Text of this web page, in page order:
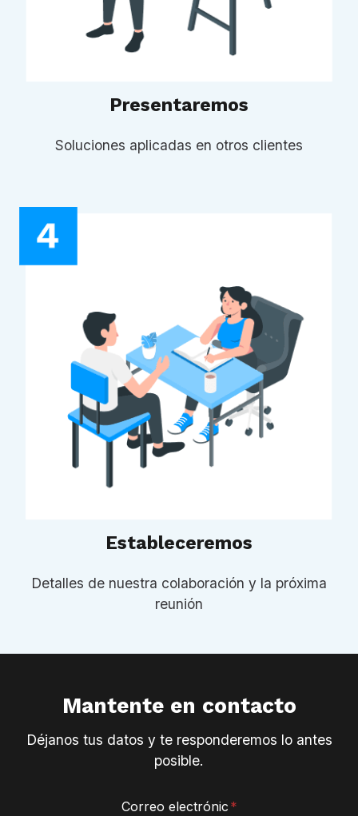
Presentaremos
Soluciones aplicadas en otros clientes
Estableceremos
Detalles de nuestra colaboración y la próxima
reunión
Mantente en contacto
Déjanos tus datos y te responderemos lo antes
posible.
Correo electrónic *